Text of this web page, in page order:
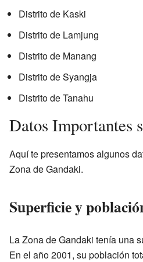
Distrito de Kaski
Distrito de Lamjung
Distrito de Manang
Distrito de Syangja
Distrito de Tanahu
Datos Importantes
Aquí te presentamos algunos
Zona de Gandaki.
Superficie y
La Zona de Gandaki tenía una
En el año 2001, su población